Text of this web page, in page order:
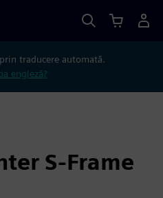
traducere automată.
engleză?
S-Frame